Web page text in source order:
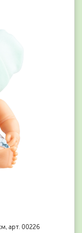
арт. 00226